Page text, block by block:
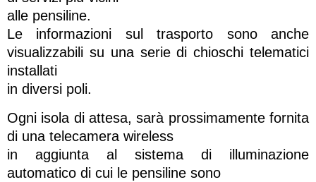
alle pensiline.
Le informazioni sul trasporto sono anche
visualizzabili su una serie di chioschi telematici
installati
in diversi poli.
Ogni isola di attesa, sarà prossimamente fornita
di una telecamera wireless
in aggiunta al sistema di illuminazione
automatico di cui le pensiline sono